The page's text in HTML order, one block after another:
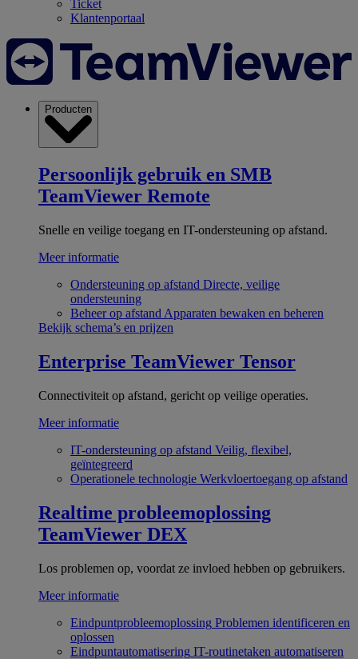
Ticket
Klantenportaal
Producten
Persoonlijk gebruik en SMB
TeamViewer Remote
Snelle en veilige toegang en IT-ondersteuning op afstand.
Meer informatie
Ondersteuning op afstand Directe, veilige
ondersteuning
Beheer op afstand Apparaten bewaken en beheren
Bekijk schema’s en prijzen
Enterprise TeamViewer Tensor
Connectiviteit op afstand, gericht op veilige operaties.
Meer informatie
IT-ondersteuning op afstand Veilig, flexibel,
geïntegreerd
Operationele technologie Werkvloertoegang op afstand
Realtime probleemoplossing
TeamViewer DEX
Los problemen op, voordat ze invloed hebben op gebruikers.
Meer informatie
Eindpuntprobleemoplossing Problemen identificeren en
oplossen
Eindpuntautomatisering IT-routinetaken automatiseren